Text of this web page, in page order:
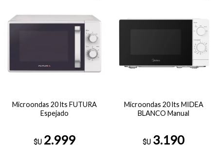
Microondas 20 lts FUTURA
Espejado
$U 2.999
Microondas 20 lts MIDEA
BLANCO Manual
$U 3.190